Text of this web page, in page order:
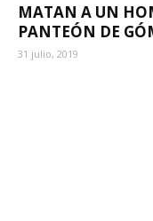
MATAN A UN
PANTEÓN DE
31 julio, 2019